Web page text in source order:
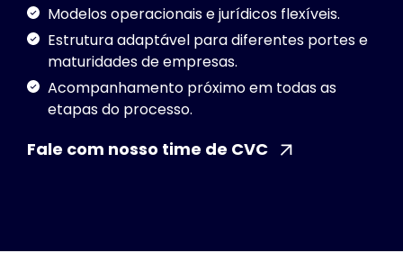
Modelos operacionais e jurídicos flexíveis.
Estrutura adaptável para diferentes portes e
maturidades de empresas.
Acompanhamento próximo em todas as
etapas do processo.
Fale com nosso time de CVC